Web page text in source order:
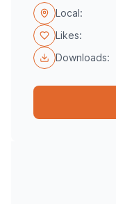
Local:
Likes:
Downloads: